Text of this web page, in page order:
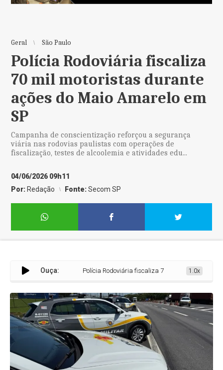
Geral São Paulo
Polícia Rodoviária fiscaliza
70 mil motoristas durante
ações do Maio Amarelo em
SP
Campanha de conscientização reforçou a segurança
viária nas rodovias paulistas com operações de
fiscalização, testes de alcoolemia e atividades edu...
04/06/2026 09h11
Por: Redação Fonte:Secom SP
Ouça: Polícia Rodoviária fiscaliza 70 mil motoristas
1.0x